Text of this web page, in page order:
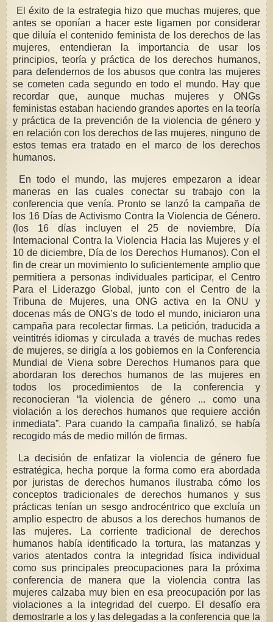
El éxito de la estrategia hizo que muchas mujeres, que
antes se oponían a hacer este ligamen por considerar
que diluía el contenido feminista de los derechos de las
mujeres, entendieran la importancia de usar los
principios, teoría y práctica de los derechos humanos,
para defendernos de los abusos que contra las mujeres
se cometen cada segundo en todo el mundo. Hay que
recordar que, aunque muchas mujeres y ONGs
feministas estaban haciendo grandes aportes en la teoría
y práctica de la prevención de la violencia de género y
en relación con los derechos de las mujeres, ninguno de
estos temas era tratado en el marco de los derechos
humanos.
En todo el mundo, las mujeres empezaron a idear
maneras en las cuales conectar su trabajo con la
conferencia que venía. Pronto se lanzó la campaña de
los 16 Días de Activismo Contra la Violencia de Género.
(los 16 días incluyen el 25 de noviembre, Día
Internacional Contra la Violencia Hacia las Mujeres y el
10 de diciembre, Día de los Derechos Humanos). Con el
fin de crear un movimiento lo suficientemente amplio que
permitiera a personas individuales participar, el Centro
Para el Liderazgo Global, junto con el Centro de la
Tribuna de Mujeres, una ONG activa en la ONU y
docenas más de ONG’s de todo el mundo, iniciaron una
campaña para recolectar firmas. La petición, traducida a
veintitrés idiomas y circulada a través de muchas redes
de mujeres, se dirigía a los gobiernos en la Conferencia
Mundial de Viena sobre Derechos Humanos para que
abordaran los derechos humanos de las mujeres en
todos los procedimientos de la conferencia y
reconocieran “la violencia de género ... como una
violación a los derechos humanos que requiere acción
inmediata”. Para cuando la campaña finalizó, se había
recogido más de medio millón de firmas.
La decisión de enfatizar la violencia de género fue
estratégica, hecha porque la forma como era abordada
por juristas de derechos humanos ilustraba cómo los
conceptos tradicionales de derechos humanos y sus
prácticas tenían un sesgo androcéntrico que excluía un
amplio espectro de abusos a los derechos humanos de
las mujeres. La corriente tradicional de derechos
humanos había identificado la tortura, las matanzas y
varios atentados contra la integridad física individual
como sus principales preocupaciones para la próxima
conferencia de manera que la violencia contra las
mujeres calzaba muy bien en esa preocupación por las
violaciones a la integridad del cuerpo. El desafío era
demostrarle a los y las delegadas a la conferencia que la